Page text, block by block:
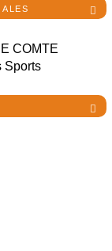

COMTE
Sports
